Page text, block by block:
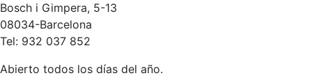
Bosch i Gimpera, 5-13
08034-Barcelona
Tel: 932 037 852
Abierto todos los días del año.